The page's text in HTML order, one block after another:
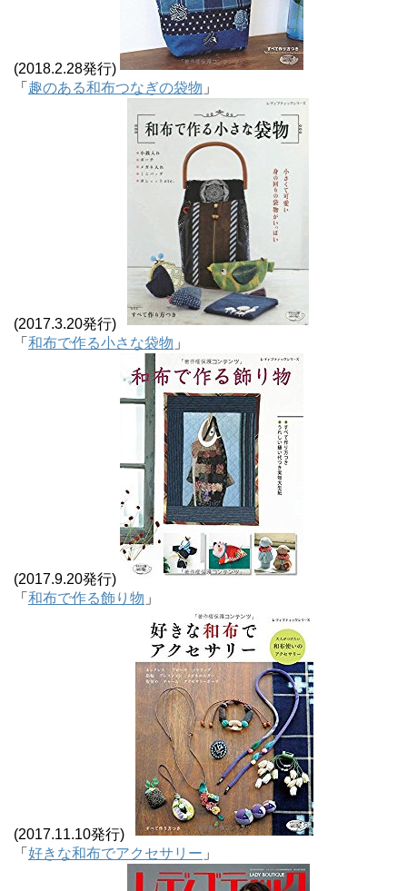
(2018.2.28発行)
「 趣のある和布つなぎの袋物 」
(2017.3.20発行)
「 和布で作る小さな袋物 」
(2017.9.20発行)
「 和布で作る飾り物 」
(2017.11.10発行)
「 好きな和布でアクセサリー 」